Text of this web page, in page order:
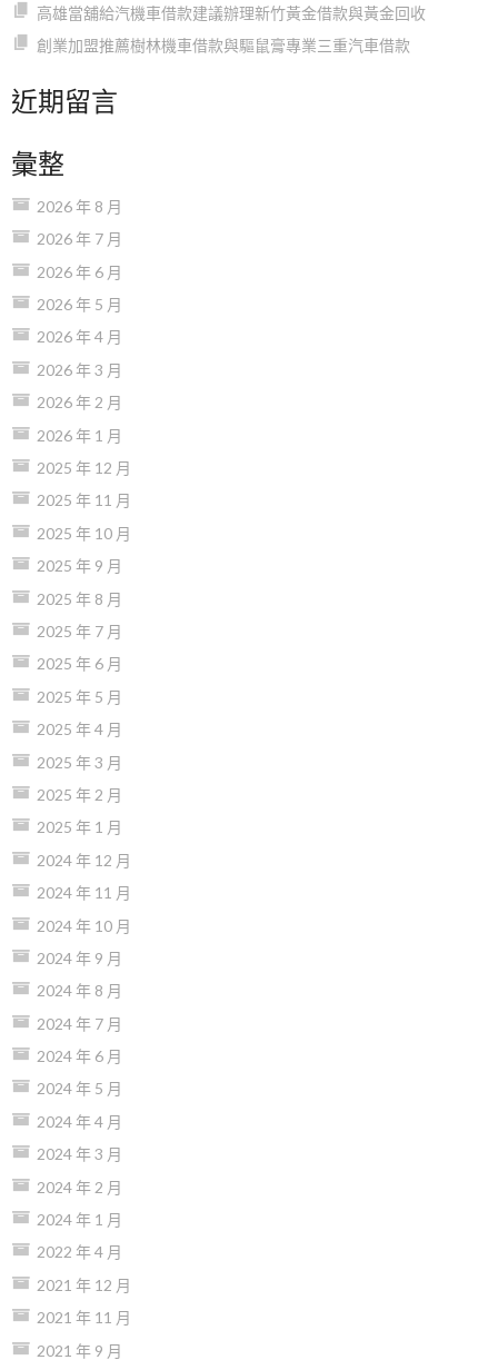
高雄當舖給汽機車借款建議辦理新竹黃金借款與黃金回收
創業加盟推薦樹林機車借款與驅鼠膏專業三重汽車借款
近期留言
彙整
2026 年 8 月
2026 年 7 月
2026 年 6 月
2026 年 5 月
2026 年 4 月
2026 年 3 月
2026 年 2 月
2026 年 1 月
2025 年 12 月
2025 年 11 月
2025 年 10 月
2025 年 9 月
2025 年 8 月
2025 年 7 月
2025 年 6 月
2025 年 5 月
2025 年 4 月
2025 年 3 月
2025 年 2 月
2025 年 1 月
2024 年 12 月
2024 年 11 月
2024 年 10 月
2024 年 9 月
2024 年 8 月
2024 年 7 月
2024 年 6 月
2024 年 5 月
2024 年 4 月
2024 年 3 月
2024 年 2 月
2024 年 1 月
2022 年 4 月
2021 年 12 月
2021 年 11 月
2021 年 9 月